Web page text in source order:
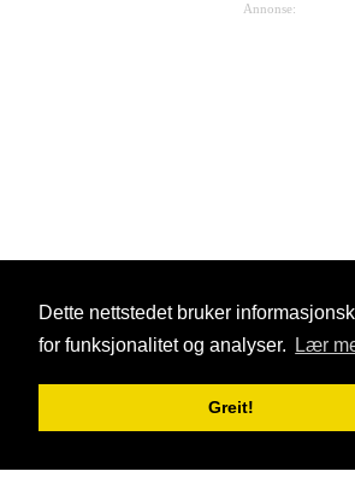
Dette nettstedet bruker
for funksjonalitet og analyser.
Lær
Greit!
Annonse: